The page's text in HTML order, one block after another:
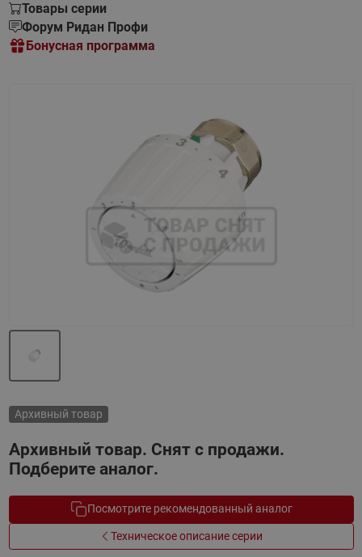
Товары серии
Форум Ридан Профи
Бонусная программа
Архивный товар
Архивный товар. Снят с продажи.
Подберите аналог.
Посмотрите рекомендованный аналог
Техническое описание серии